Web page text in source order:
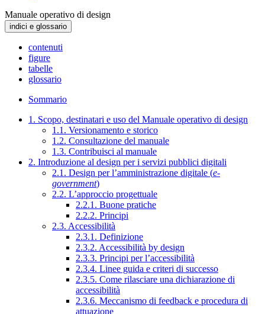
Manuale operativo di design
indici e glossario
contenuti
figure
tabelle
glossario
Sommario
1. Scopo, destinatari e uso del Manuale operativo di design
1.1. Versionamento e storico
1.2. Consultazione del manuale
1.3. Contribuisci al manuale
2. Introduzione al design per i servizi pubblici digitali
2.1. Design per l’amministrazione digitale (e-
government)
2.2. L’approccio progettuale
2.2.1. Buone pratiche
2.2.2. Principi
2.3. Accessibilità
2.3.1. Definizione
2.3.2. Accessibilità by design
2.3.3. Principi per l’accessibilità
2.3.4. Linee guida e criteri di successo
2.3.5. Come rilasciare una dichiarazione di
accessibilità
2.3.6. Meccanismo di feedback e procedura di
attuazione